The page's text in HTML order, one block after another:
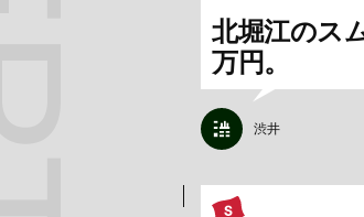
北堀江のス
万円。
渋井